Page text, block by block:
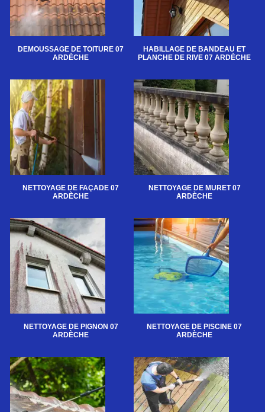
DEMOUSSAGE DE TOITURE 07
ARDÈCHE
HABILLAGE DE BANDEAU ET
PLANCHE DE RIVE 07 ARDÈCHE
NETTOYAGE DE FAÇADE 07
ARDÈCHE
NETTOYAGE DE MURET 07
ARDÈCHE
NETTOYAGE DE PIGNON 07
ARDÈCHE
NETTOYAGE DE PISCINE 07
ARDÈCHE